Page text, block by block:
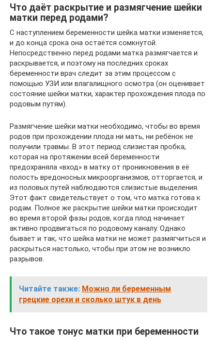
Что даёт раскрытие и размягчение шейки
матки перед родами?
С наступлением беременности шейка матки изменяется,
и до конца срока она остаётся сомкнутой.
Непосредственно перед родами матка размягчается и
раскрывается, и поэтому на последних сроках
беременности врач следит за этим процессом с
помощью УЗИ или влагалищного осмотра (он оценивает
состояние шейки матки, характер прохождения плода по
родовым путям).
Размягчение шейки матки необходимо, чтобы во время
родов при прохождении плода ни мать, ни ребёнок не
получили травмы. В этот период слизистая пробка,
которая на протяжении всей беременности
предохраняла «вход» в матку от проникновения в её
полость вредоносных микроорганизмов, отторгается, и
из половых путей наблюдаются слизистые выделения.
Этот факт свидетельствует о том, что матка готова к
родам. Полное же раскрытие шейки матки происходит
во время второй фазы родов, когда плод начинает
активно продвигаться по родовому каналу. Однако
бывает и так, что шейка матки не может размягчиться и
раскрыться настолько, чтобы при этом не возникло
разрывов.
Читайте также: Можно ли беременным
грецкие орехи и сколько штук в день
Что такое тонус матки при беременности